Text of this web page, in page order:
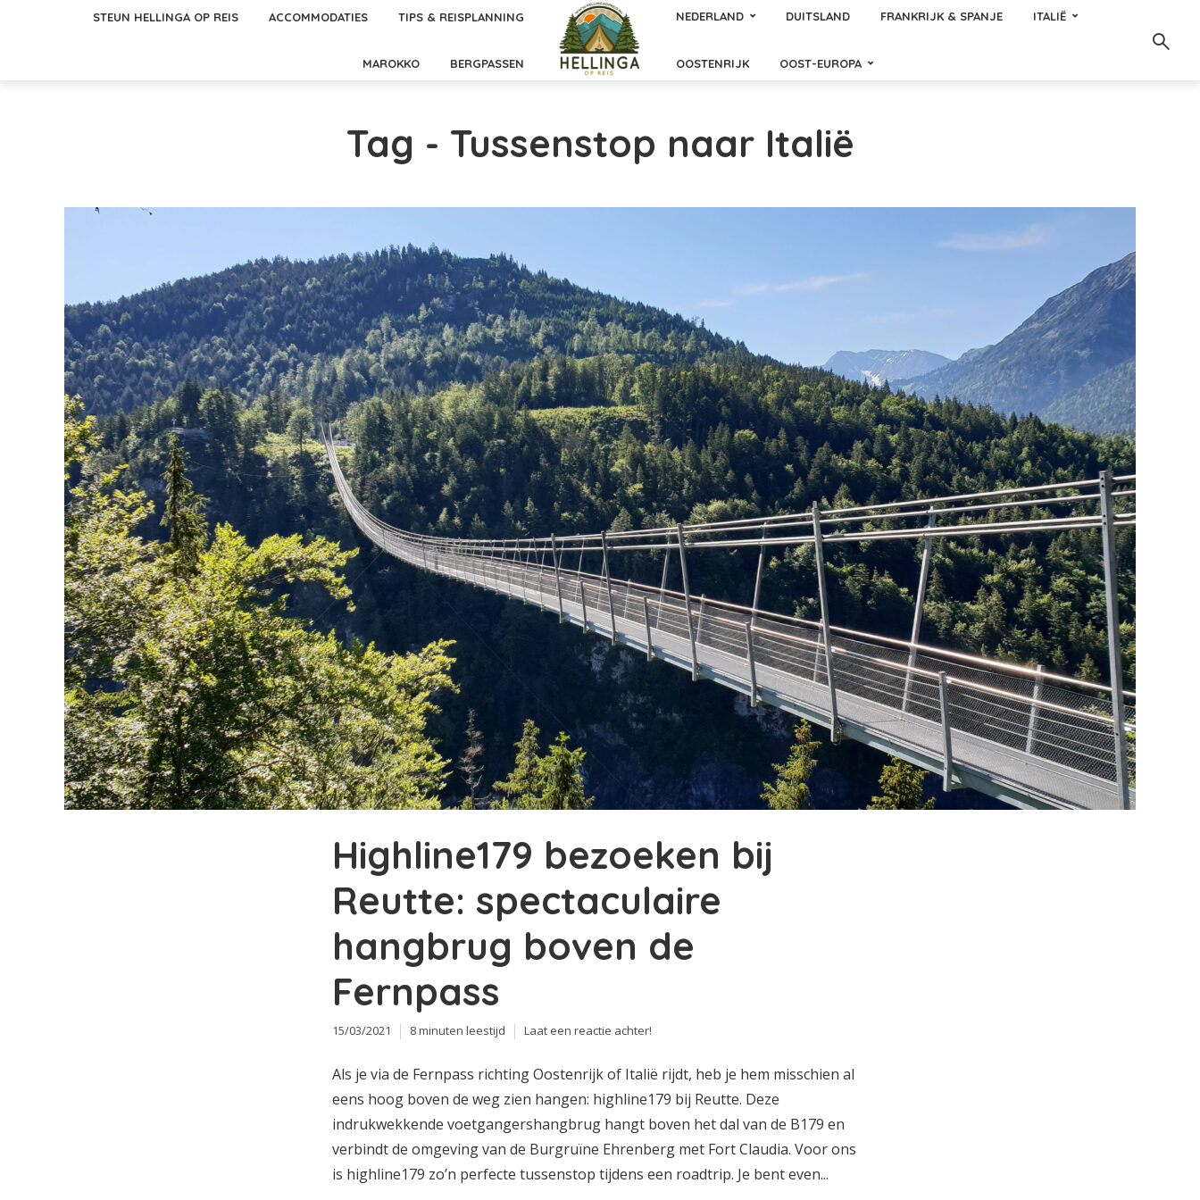
STEUN HELLINGA OP REIS ACCOMMODATIES TIPS & REISPLANNING
MAROKKO BERGPASSEN
NEDERLAND DUITSLAND FRANKRIJK & SPANJE ITALIË
OOSTENRIJK OOST-EUROPA
Tag - Tussenstop naar Italië
Highline179 bezoeken bij
Reutte: spectaculaire
hangbrug boven de
Fernpass
15/03/2021 8 minuten leestijd Laat een reactie achter!
Als je via de Fernpass richting Oostenrijk of Italië rijdt, heb je hem misschien al
eens hoog boven de weg zien hangen: highline179 bij Reutte. Deze
indrukwekkende voetgangershangbrug hangt boven het dal van de B179 en
verbindt de omgeving van de Burgruïne Ehrenberg met Fort Claudia. Voor ons
is highline179 zo’n perfecte tussenstop tijdens een roadtrip. Je bent even...